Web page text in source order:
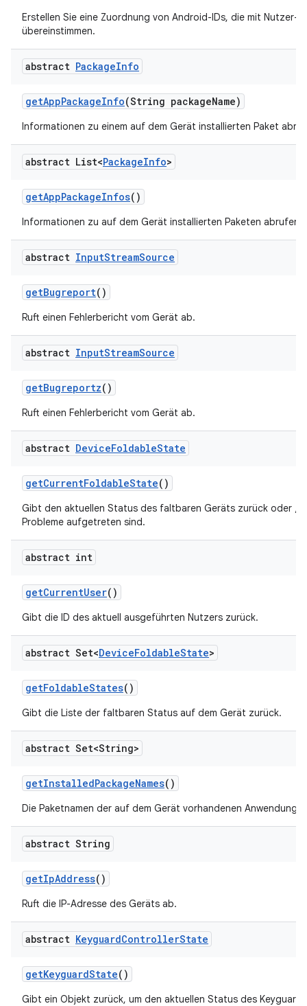
Erstellen Sie eine Zuordnung von Android-IDs, die mit Nutzer-
übereinstimmen.
abstract PackageInfo
getAppPackageInfo(String packageName)
Informationen zu einem auf dem Gerät installierten Paket
abstract List<PackageInfo>
getAppPackageInfos()
Informationen zu auf dem Gerät installierten Paketen abrufen.
abstract InputStreamSource
getBugreport()
Ruft einen Fehlerbericht vom Gerät ab.
abstract InputStreamSource
getBugreportz()
Ruft einen Fehlerbericht vom Gerät ab.
abstract DeviceFoldableState
getCurrentFoldableState()
Gibt den aktuellen Status des faltbaren Geräts zurück oder
Probleme aufgetreten sind.
abstract int
getCurrentUser()
Gibt die ID des aktuell ausgeführten Nutzers zurück.
abstract Set<DeviceFoldableState>
getFoldableStates()
Gibt die Liste der faltbaren Status auf dem Gerät zurück.
abstract Set<String>
getInstalledPackageNames()
Die Paketnamen der auf dem Gerät vorhandenen
abstract String
getIpAddress()
Ruft die IP-Adresse des Geräts ab.
abstract KeyguardControllerState
getKeyguardState()
Gibt ein Objekt zurück, um den aktuellen Status des Keyguard